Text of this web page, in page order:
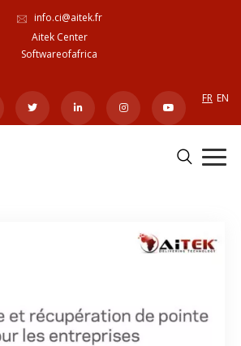
info.ci@aitek.fr
Aitek Center
Softwareofafrica
FR EN